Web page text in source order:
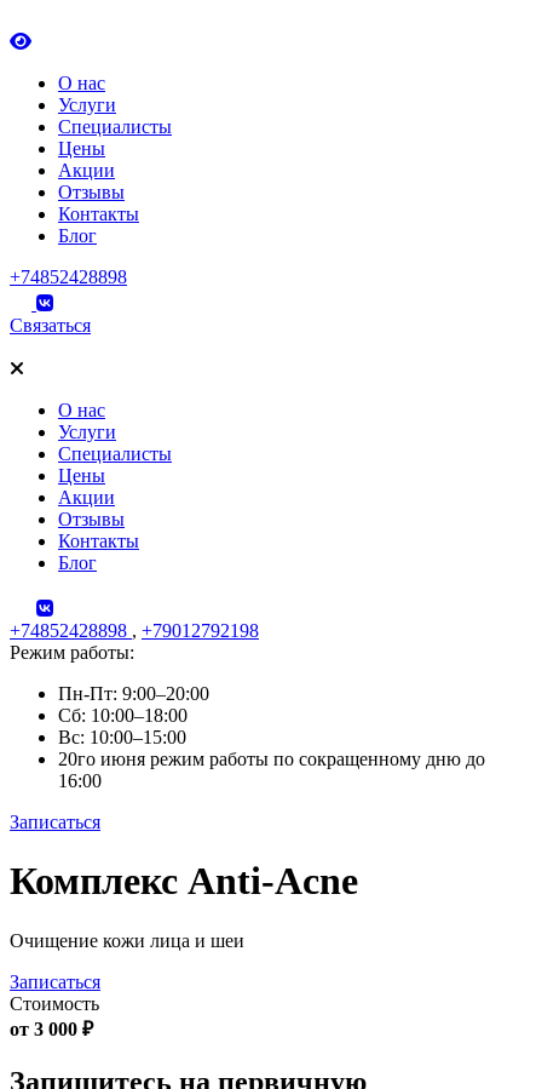
О нас
Услуги
Специалисты
Цены
Акции
Отзывы
Контакты
Блог
+74852428898
Связаться
О нас
Услуги
Специалисты
Цены
Акции
Отзывы
Контакты
Блог
+74852428898 , +79012792198
Режим работы:
Пн-Пт: 9:00–20:00
Сб: 10:00–18:00
Вс: 10:00–15:00
20го июня режим работы по сокращенному дню до
16:00
Записаться
Skip
to
Комплекс Anti-Acne
Очищение кожи лица и шеи
Записаться
Стоимость
от 3 000 ₽
Запишитесь на первичную